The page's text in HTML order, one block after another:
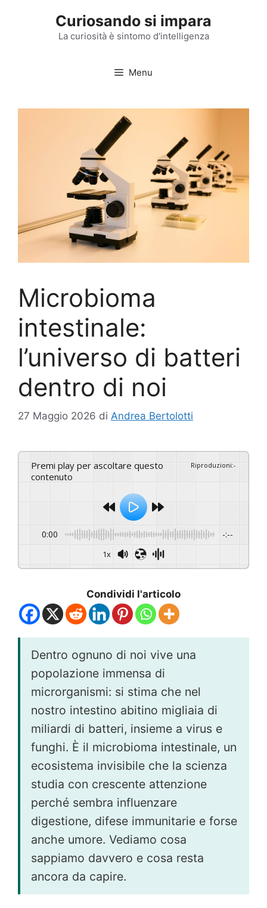
Curiosando si impara
La curiosità è sintomo d'intelligenza
Menu
Microbioma
intestinale:
l’universo di batteri
dentro di noi
27 Maggio 2026 di Andrea Bertolotti
Premi play per ascoltare questo
contenuto
Riproduzioni:-
0:00 -:--
1x
Condividi l'articolo
Dentro ognuno di noi vive una
popolazione immensa di
microrganismi: si stima che nel
nostro intestino abitino migliaia di
miliardi di batteri, insieme a virus e
funghi. È il microbioma intestinale, un
ecosistema invisibile che la scienza
studia con crescente attenzione
perché sembra influenzare
digestione, difese immunitarie e forse
anche umore. Vediamo cosa
sappiamo davvero e cosa resta
ancora da capire.